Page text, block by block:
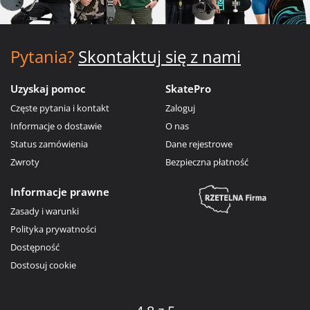
Pytania? Skontaktuj się z nami
Uzyskaj pomoc
Częste pytania i kontakt
Informacje o dostawie
Status zamówienia
Zwroty
SkatePro
Zaloguj
O nas
Dane rejestrowe
Bezpieczna płatność
Informacje prawne
Zasady i warunki
Polityka prywatności
Dostępność
Dostosuj cookie